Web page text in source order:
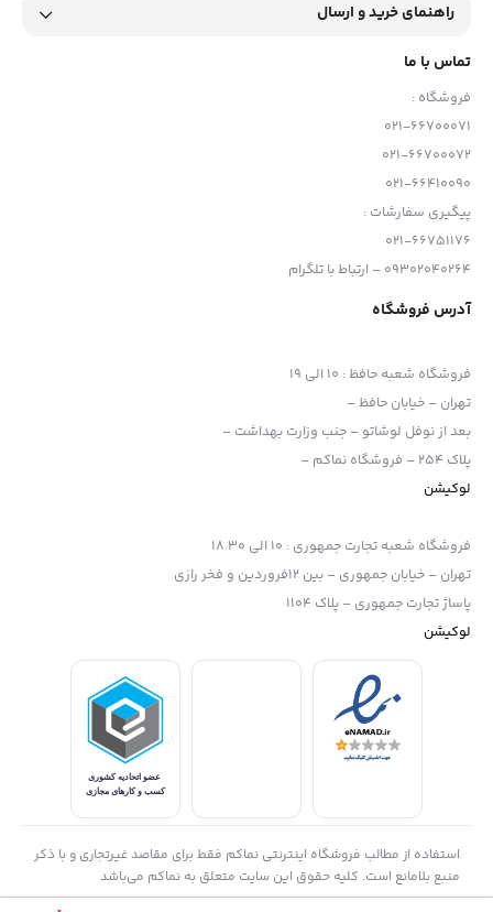
راهنمای خرید و ارسال
تماس با ما
فروشگاه :
021-66700071
021-66700072
021-66410090
پیگیری سفارشات :
021-66751176
09302040264 – ارتباط با تلگرام
آدرس فروشگاه
فروشگاه شعبه حافظ: 10 الی 19
تهران – خیابان حافظ –
بعد از نوفل لوشاتو – جنب وزارت بهداشت –
پلاک 254 – فروشگاه نماکم –
لوکیشن
فروشگاه شعبه تجارت جمهوری : 10 الی 18.30
تهران – خیابان جمهوری – بین 12فروردین و فخر رازی
پاساژ تجارت جمهوری – پلاک 1104
لوکیشن
استفاده از مطالب فروشگاه اینترنتی نماکم فقط برای مقاصد غیرتجاری و با ذکر
منبع بلامانع است. کلیه حقوق این سایت متعلق به نماکم می‌باشد